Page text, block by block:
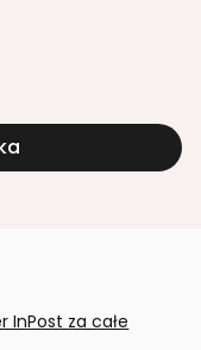
InPost za całe